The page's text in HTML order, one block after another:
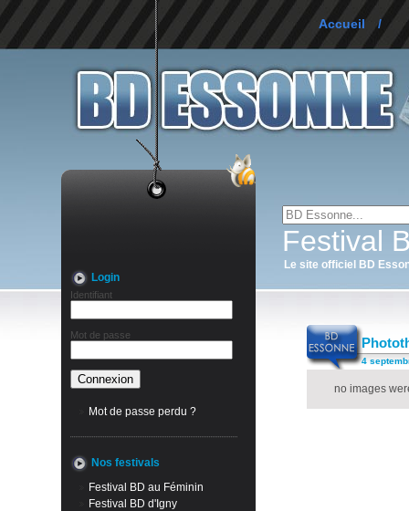
Accueil /
Festival
Le site officiel BD
Login
Identifiant
Mot de passe
Mot de passe perdu ?
Nos festivals
Festival BD au Féminin
Festival BD d'Igny
4
no images